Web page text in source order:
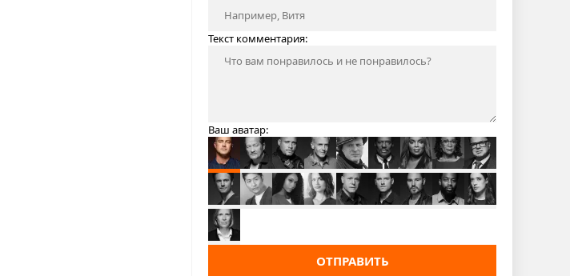
Текст комментария:
Ваш аватар:
ОТПРАВИТЬ